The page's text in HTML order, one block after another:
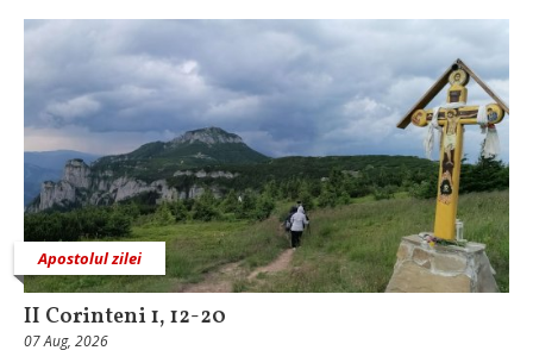
Apostolul zilei
II Corinteni 1, 12-20
07 Aug, 2026